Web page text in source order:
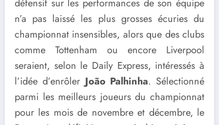
défensif sur les performances de son équipe
n’a pas laissé les plus grosses écuries du
championnat insensibles, alors que des clubs
comme Tottenham ou encore Liverpool
seraient, selon le Daily Express, intéressés à
l’idée d’enrôlerJoão Palhinha. Sélectionné
parmi les meilleurs joueurs du championnat
pour les mois de novembre et décembre, le